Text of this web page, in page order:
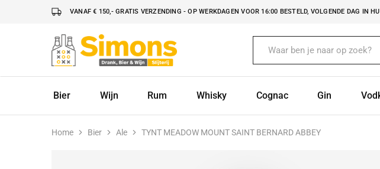
VANAF € 150,- GRATIS VERZENDING - OP WERKDAGEN VOOR 16:00 BESTELD, VOLGENDE DAG IN
Simonsdrank.nl
Drank,
Bier
Bier
Wijn Rum Whisky Cognac Gin
Home Bier Ale TYNT MEADOW MOUNT SAINT BERNARD ABBEY